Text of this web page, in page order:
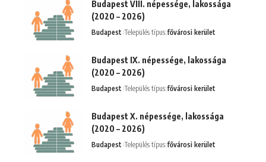
Budapest VIII. népessége, lakossága
(2020 – 2026)
Budapest Település típus:fővárosi kerület
Budapest IX. népessége, lakossága
(2020 – 2026)
Budapest Település típus:fővárosi kerület
Budapest X. népessége, lakossága
(2020 – 2026)
Budapest Település típus:fővárosi kerület